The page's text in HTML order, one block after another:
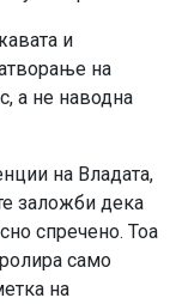
и
на
а не наводна
на Владата,
заложби дека
спречено. Тоа
само
на